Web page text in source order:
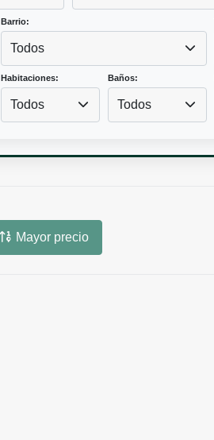
Barrio:
Todos
Habitaciones:
Todos
Baños:
Todos
Mayor precio